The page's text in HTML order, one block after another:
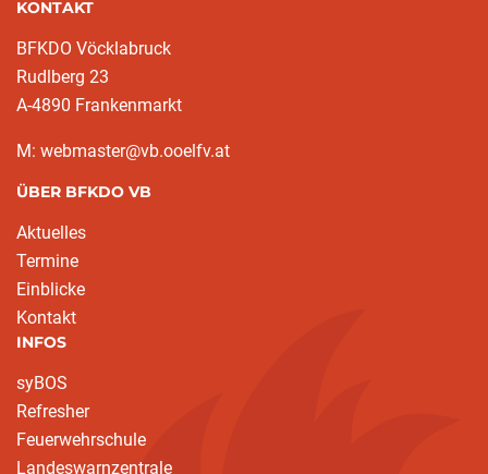
KONTAKT
BFKDO Vöcklabruck
Rudlberg 23
A-4890 Frankenmarkt
M: webmaster@vb.ooelfv.at
ÜBER BFKDO VB
Aktuelles
Termine
Einblicke
Kontakt
INFOS
syBOS
Refresher
Feuerwehrschule
Landeswarnzentrale